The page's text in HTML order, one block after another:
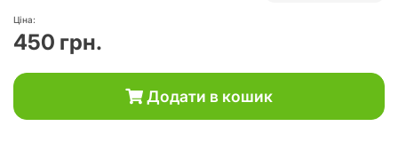
Ціна:
450 грн.
Додати в кошик